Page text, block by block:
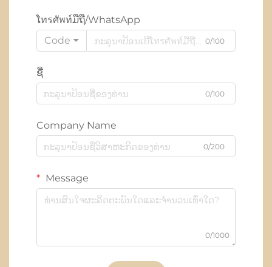
ໂทรศัพท์ມືຖື/WhatsApp
Code
0/100
ຊື່
0/100
Company Name
0/200
Message
0/1000